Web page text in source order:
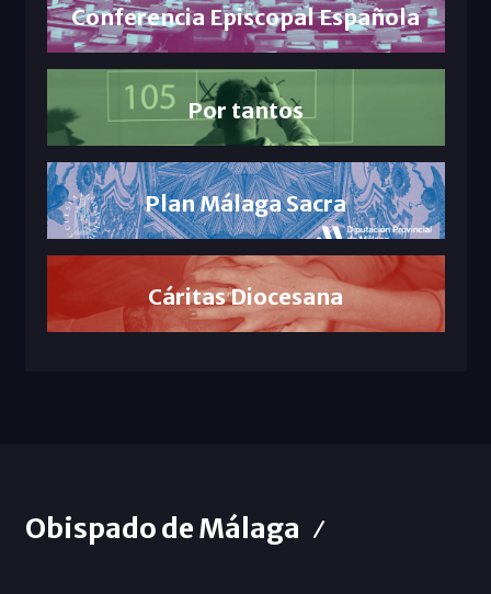
Conferencia Episcopal Española
Por tantos
Plan Málaga Sacra
Cáritas Diocesana
Obispado de Málaga